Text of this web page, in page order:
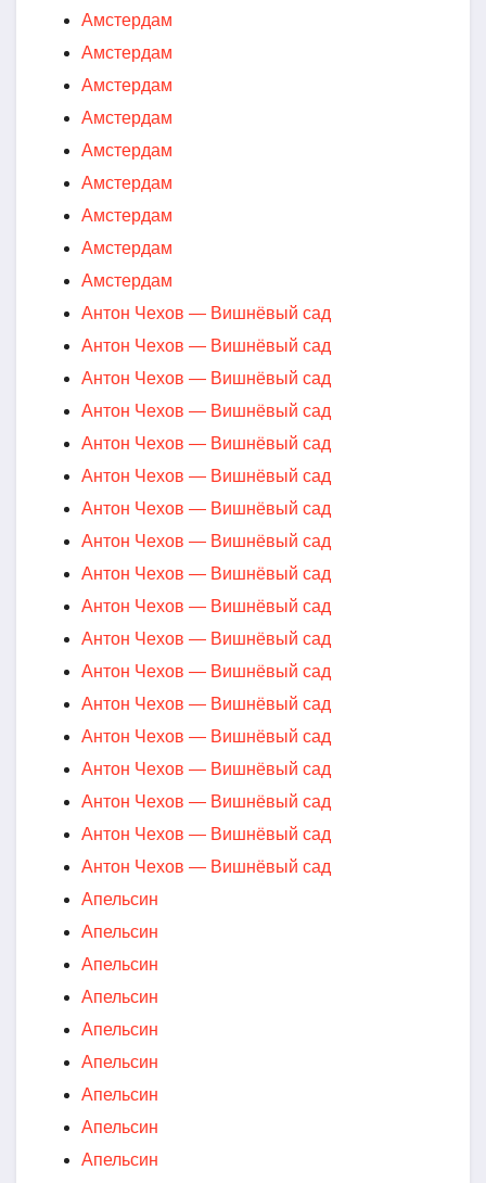
Амстердам
Амстердам
Амстердам
Амстердам
Амстердам
Амстердам
Амстердам
Амстердам
Амстердам
Антон Чехов — Вишнёвый сад
Антон Чехов — Вишнёвый сад
Антон Чехов — Вишнёвый сад
Антон Чехов — Вишнёвый сад
Антон Чехов — Вишнёвый сад
Антон Чехов — Вишнёвый сад
Антон Чехов — Вишнёвый сад
Антон Чехов — Вишнёвый сад
Антон Чехов — Вишнёвый сад
Антон Чехов — Вишнёвый сад
Антон Чехов — Вишнёвый сад
Антон Чехов — Вишнёвый сад
Антон Чехов — Вишнёвый сад
Антон Чехов — Вишнёвый сад
Антон Чехов — Вишнёвый сад
Антон Чехов — Вишнёвый сад
Антон Чехов — Вишнёвый сад
Антон Чехов — Вишнёвый сад
Апельсин
Апельсин
Апельсин
Апельсин
Апельсин
Апельсин
Апельсин
Апельсин
Апельсин